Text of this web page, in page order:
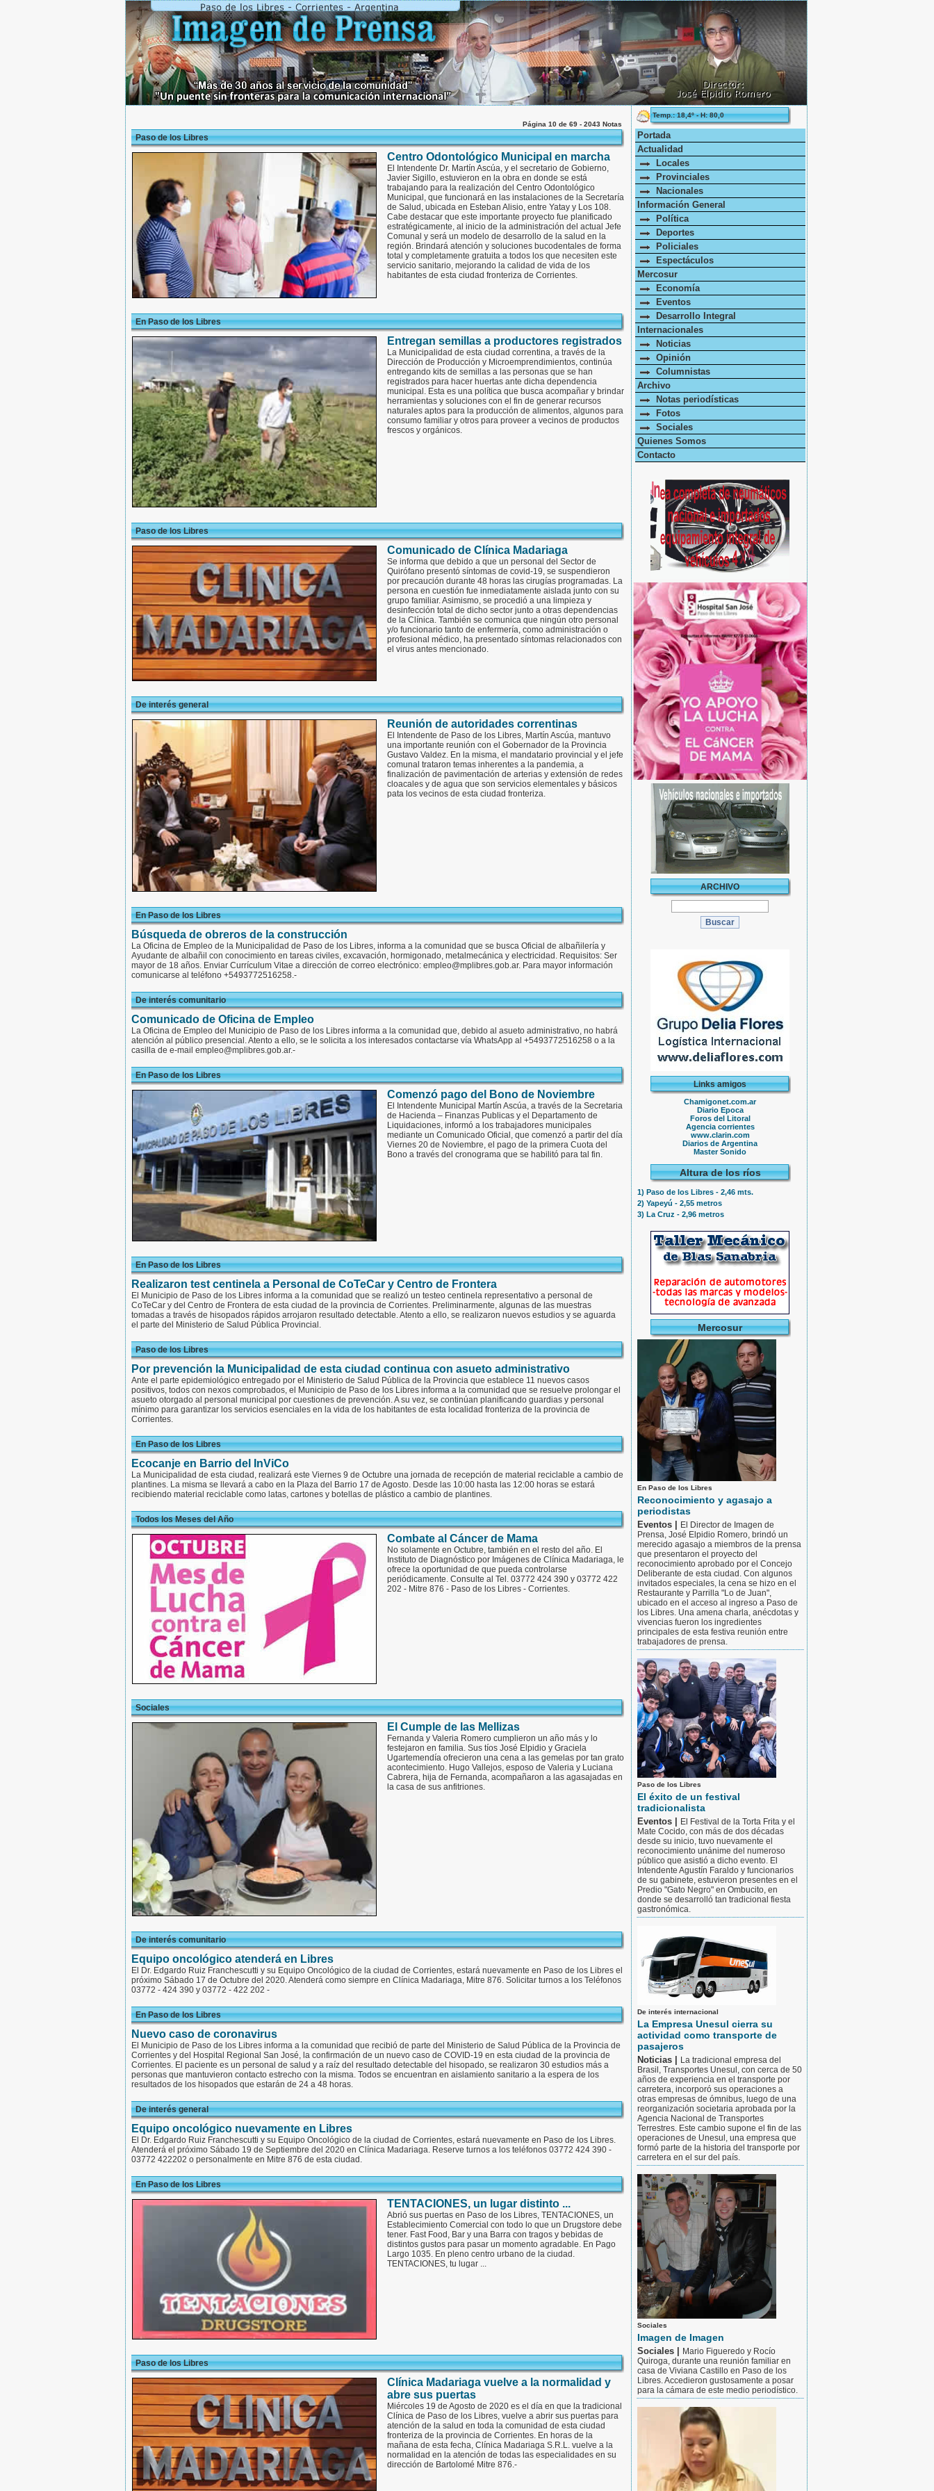
Página 10 de 69 - 2043 Notas
Paso de los Libres
Centro Odontológico Municipal en marcha
El Intendente Dr. Martín Ascúa, y el secretario de Gobierno,
Javier Sigillo, estuvieron en la obra en donde se está
trabajando para la realización del Centro Odontológico
Municipal, que funcionará en las instalaciones de la Secretaría
de Salud, ubicada en Esteban Alisio, entre Yatay y Los 108.
Cabe destacar que este importante proyecto fue planificado
estratégicamente, al inicio de la administración del actual Jefe
Comunal y será un modelo de desarrollo de la salud en la
región. Brindará atención y soluciones bucodentales de forma
total y completamente gratuita a todos los que necesiten este
servicio sanitario, mejorando la calidad de vida de los
habitantes de esta ciudad fronteriza de Corrientes.
En Paso de los Libres
Entregan semillas a productores registrados
La Municipalidad de esta ciudad correntina, a través de la
Dirección de Producción y Microemprendimientos, continúa
entregando kits de semillas a las personas que se han
registrados para hacer huertas ante dicha dependencia
municipal. Esta es una política que busca acompañar y brindar
herramientas y soluciones con el fin de generar recursos
naturales aptos para la producción de alimentos, algunos para
consumo familiar y otros para proveer a vecinos de productos
frescos y orgánicos.
Paso de los Libres
Comunicado de Clínica Madariaga
Se informa que debido a que un personal del Sector de
Quirófano presentó síntomas de covid-19, se suspendieron
por precaución durante 48 horas las cirugías programadas. La
persona en cuestión fue inmediatamente aislada junto con su
grupo familiar. Asimismo, se procedió a una limpieza y
desinfección total de dicho sector junto a otras dependencias
de la Clínica. También se comunica que ningún otro personal
y/o funcionario tanto de enfermería, como administración o
profesional médico, ha presentado síntomas relacionados con
el virus antes mencionado.
De interés general
Reunión de autoridades correntinas
El Intendente de Paso de los Libres, Martín Ascúa, mantuvo
una importante reunión con el Gobernador de la Provincia
Gustavo Valdez. En la misma, el mandatario provincial y el jefe
comunal trataron temas inherentes a la pandemia, a
finalización de pavimentación de arterias y extensión de redes
cloacales y de agua que son servicios elementales y básicos
pata los vecinos de esta ciudad fronteriza.
En Paso de los Libres
Búsqueda de obreros de la construcción
La Oficina de Empleo de la Municipalidad de Paso de los Libres, informa a la comunidad que se busca Oficial de albañilería y
Ayudante de albañil con conocimiento en tareas civiles, excavación, hormigonado, metalmecánica y electricidad. Requisitos: Ser
mayor de 18 años. Enviar Currículum Vitae a dirección de correo electrónico: empleo@mplibres.gob.ar. Para mayor información
comunicarse al teléfono +5493772516258.-
De interés comunitario
Comunicado de Oficina de Empleo
La Oficina de Empleo del Municipio de Paso de los Libres informa a la comunidad que, debido al asueto administrativo, no habrá
atención al público presencial. Atento a ello, se le solicita a los interesados contactarse vía WhatsApp al +5493772516258 o a la
casilla de e-mail empleo@mplibres.gob.ar.-
En Paso de los Libres
Comenzó pago del Bono de Noviembre
El Intendente Municipal Martín Ascúa, a través de la Secretaria
de Hacienda – Finanzas Publicas y el Departamento de
Liquidaciones, informó a los trabajadores municipales
mediante un Comunicado Oficial, que comenzó a partir del día
Viernes 20 de Noviembre, el pago de la primera Cuota del
Bono a través del cronograma que se habilitó para tal fin.
En Paso de los Libres
Realizaron test centinela a Personal de CoTeCar y Centro de Frontera
El Municipio de Paso de los Libres informa a la comunidad que se realizó un testeo centinela representativo a personal de
CoTeCar y del Centro de Frontera de esta ciudad de la provincia de Corrientes. Preliminarmente, algunas de las muestras
tomadas a través de hisopados rápidos arrojaron resultado detectable. Atento a ello, se realizaron nuevos estudios y se aguarda
el parte del Ministerio de Salud Pública Provincial.
Paso de los Libres
Por prevención la Municipalidad de esta ciudad continua con asueto administrativo
Ante el parte epidemiológico entregado por el Ministerio de Salud Pública de la Provincia que establece 11 nuevos casos
positivos, todos con nexos comprobados, el Municipio de Paso de los Libres informa a la comunidad que se resuelve prolongar el
asueto otorgado al personal municipal por cuestiones de prevención. A su vez, se continúan planificando guardias y personal
mínimo para garantizar los servicios esenciales en la vida de los habitantes de esta localidad fronteriza de la provincia de
Corrientes.
En Paso de los Libres
Ecocanje en Barrio del InViCo
La Municipalidad de esta ciudad, realizará este Viernes 9 de Octubre una jornada de recepción de material reciclable a cambio de
plantines. La misma se llevará a cabo en la Plaza del Barrio 17 de Agosto. Desde las 10:00 hasta las 12:00 horas se estará
recibiendo material reciclable como latas, cartones y botellas de plástico a cambio de plantines.
Todos los Meses del Año
Combate al Cáncer de Mama
No solamente en Octubre, también en el resto del año. El
Instituto de Diagnóstico por Imágenes de Clínica Madariaga, le
ofrece la oportunidad de que pueda controlarse
periódicamente. Consulte al Tel. 03772 424 390 y 03772 422
202 - Mitre 876 - Paso de los Libres - Corrientes.
Sociales
El Cumple de las Mellizas
Fernanda y Valeria Romero cumplieron un año más y lo
festejaron en familia. Sus tíos José Elpidio y Graciela
Ugartemendía ofrecieron una cena a las gemelas por tan grato
acontecimiento. Hugo Vallejos, esposo de Valeria y Luciana
Cabrera, hija de Fernanda, acompañaron a las agasajadas en
la casa de sus anfitriones.
De interés comunitario
Equipo oncológico atenderá en Libres
El Dr. Edgardo Ruiz Franchescutti y su Equipo Oncológico de la ciudad de Corrientes, estará nuevamente en Paso de los Libres el
próximo Sábado 17 de Octubre del 2020. Atenderá como siempre en Clínica Madariaga, Mitre 876. Solicitar turnos a los Teléfonos
03772 - 424 390 y 03772 - 422 202 -
En Paso de los Libres
Nuevo caso de coronavirus
El Municipio de Paso de los Libres informa a la comunidad que recibió de parte del Ministerio de Salud Pública de la Provincia de
Corrientes y del Hospital Regional San José, la confirmación de un nuevo caso de COVID-19 en esta ciudad de la provincia de
Corrientes. El paciente es un personal de salud y a raíz del resultado detectable del hisopado, se realizaron 30 estudios más a
personas que mantuvieron contacto estrecho con la misma. Todos se encuentran en aislamiento sanitario a la espera de los
resultados de los hisopados que estarán de 24 a 48 horas.
De interés general
Equipo oncológico nuevamente en Libres
El Dr. Edgardo Ruiz Franchescutti y su Equipo Oncológico de la ciudad de Corrientes, estará nuevamente en Paso de los Libres.
Atenderá el próximo Sábado 19 de Septiembre del 2020 en Clínica Madariaga. Reserve turnos a los teléfonos 03772 424 390 -
03772 422202 o personalmente en Mitre 876 de esta ciudad.
En Paso de los Libres
TENTACIONES, un lugar distinto ...
Abrió sus puertas en Paso de los Libres, TENTACIONES, un
Establecimiento Comercial con todo lo que un Drugstore debe
tener. Fast Food, Bar y una Barra con tragos y bebidas de
distintos gustos para pasar un momento agradable. En Pago
Largo 1035. En pleno centro urbano de la ciudad.
TENTACIONES, tu lugar ...
Paso de los Libres
Clínica Madariaga vuelve a la normalidad y
abre sus puertas
Miércoles 19 de Agosto de 2020 es el día en que la tradicional
Clínica de Paso de los Libres, vuelve a abrir sus puertas para
atención de la salud en toda la comunidad de esta ciudad
fronteriza de la provincia de Corrientes. En horas de la
mañana de esta fecha, Clínica Madariaga S.R.L. vuelve a la
normalidad en la atención de todas las especialidades en su
dirección de Bartolomé Mitre 876.-
Temp.: 18,4º - H: 80,0
Portada
Actualidad
Locales
Provinciales
Nacionales
Información General
Política
Deportes
Policiales
Espectáculos
Mercosur
Economía
Eventos
Desarrollo Integral
Internacionales
Noticias
Opinión
Columnistas
Archivo
Notas periodísticas
Fotos
Sociales
Quienes Somos
Contacto
ARCHIVO
Links amigos
Chamigonet.com.ar
Diario Epoca
Foros del Litoral
Agencia corrientes
www.clarin.com
Diarios de Argentina
Master Sonido
Altura de los ríos
1) Paso de los Libres - 2,46 mts.
2) Yapeyú - 2,55 metros
3) La Cruz - 2,96 metros
Mercosur
En Paso de los Libres
Reconocimiento y agasajo a
periodistas
Eventos |
El Director de Imagen de
Prensa, José Elpidio Romero, brindó un
merecido agasajo a miembros de la prensa
que presentaron el proyecto del
reconocimiento aprobado por el Concejo
Deliberante de esta ciudad. Con algunos
invitados especiales, la cena se hizo en el
Restaurante y Parrilla "Lo de Juan",
ubicado en el acceso al ingreso a Paso de
los Libres. Una amena charla, anécdotas y
vivencias fueron los ingredientes
principales de esta festiva reunión entre
trabajadores de prensa.
Paso de los Libres
El éxito de un festival
tradicionalista
Eventos |
El Festival de la Torta Frita y el
Mate Cocido, con más de dos décadas
desde su inicio, tuvo nuevamente el
reconocimiento unánime del numeroso
público que asistió a dicho evento. El
Intendente Agustín Faraldo y funcionarios
de su gabinete, estuvieron presentes en el
Predio "Gato Negro" en Ombucito, en
donde se desarrolló tan tradicional fiesta
gastronómica.
De interés internacional
La Empresa Unesul cierra su
actividad como transporte de
pasajeros
Noticias |
La tradicional empresa del
Brasil, Transportes Unesul, con cerca de 50
años de experiencia en el transporte por
carretera, incorporó sus operaciones a
otras empresas de ómnibus, luego de una
reorganización societaria aprobada por la
Agencia Nacional de Transportes
Terrestres. Este cambio supone el fin de las
operaciones de Unesul, una empresa que
formó parte de la historia del transporte por
carretera en el sur del país.
Sociales
Imagen de Imagen
Sociales |
Mario Figueredo y Rocío
Quiroga, durante una reunión familiar en
casa de Viviana Castillo en Paso de los
Libres. Accedieron gustosamente a posar
para la cámara de este medio periodístico.